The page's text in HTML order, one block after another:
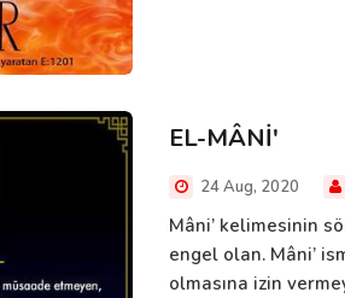
EL-MÂNİ'
24 Aug, 2020
Mâni’ kelimesinin
engel olan. Mâni’
olmasına izin